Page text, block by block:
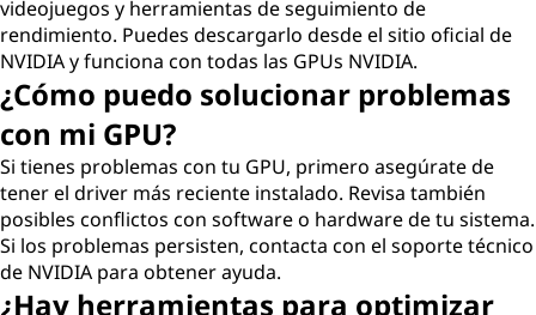
videojuegos y herramientas de seguimiento de
rendimiento. Puedes descargarlo desde el sitio oficial de
NVIDIA y funciona con todas las GPUs NVIDIA.
¿Cómo puedo solucionar problemas
con mi GPU?
Si tienes problemas con tu GPU, primero asegúrate de
tener el driver más reciente instalado. Revisa también
posibles conflictos con software o hardware de tu sistema.
Si los problemas persisten, contacta con el soporte técnico
de NVIDIA para obtener ayuda.
¿Hay herramientas para optimizar